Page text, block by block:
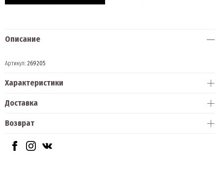
Описание
Артикул: 269205
Характеристики
Доставка
Возврат